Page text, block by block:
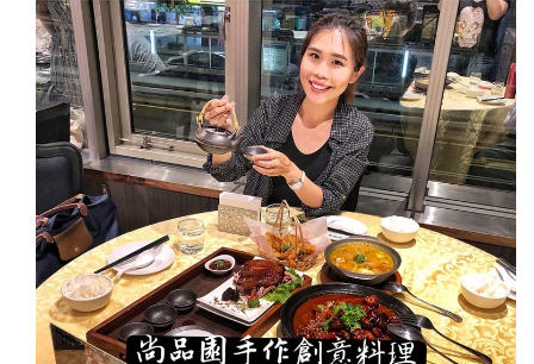
蘭
合
菜
｜
阿
慶
海
餐
式
料
理
豐
富
好